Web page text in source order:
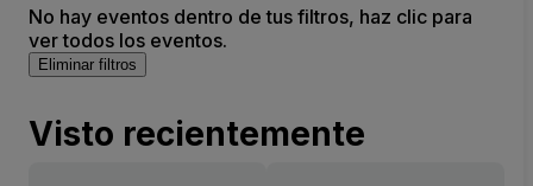
No hay eventos dentro de tus filtros, haz clic para
ver todos los eventos.
Eliminar filtros
Visto recientemente